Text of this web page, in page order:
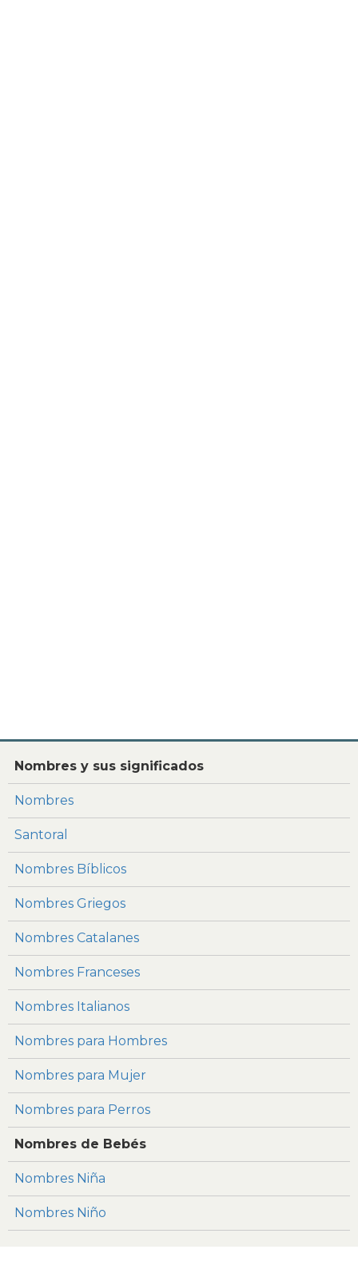
Nombres y sus significados
Nombres
Santoral
Nombres Bíblicos
Nombres Griegos
Nombres Catalanes
Nombres Franceses
Nombres Italianos
Nombres para Hombres
Nombres para Mujer
Nombres para Perros
Nombres de Bebés
Nombres Niña
Nombres Niño